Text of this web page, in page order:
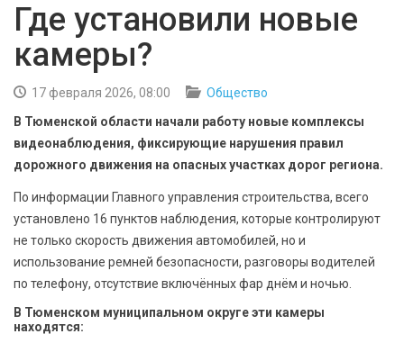
КУЛЬТУРА
БЕЗОПАСНОСТЬ
Где установили новые
камеры?
17 февраля 2026, 08:00
Общество
В Тюменской области начали работу новые комплексы
видеонаблюдения, фиксирующие нарушения правил
дорожного движения на опасных участках дорог региона.
По информации Главного управления строительства, всего
установлено 16 пунктов наблюдения, которые контролируют
не только скорость движения автомобилей, но и
использование ремней безопасности, разговоры водителей
по телефону, отсутствие включённых фар днём и ночью.
В Тюменском муниципальном округе эти камеры
находятся: